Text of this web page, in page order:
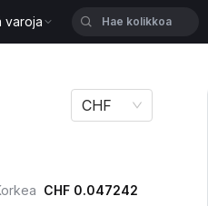
varoja
CHF
CHF 0.047242